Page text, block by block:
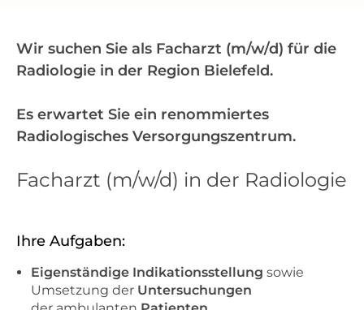
Wir suchen Sie als Facharzt (m/w/d) für die
Radiologie in der Region Bielefeld.
Es erwartet Sie ein renommiertes
Radiologisches Versorgungszentrum.
Facharzt (m/w/d) in der Radiologie
Ihre Aufgaben:
Eigenständige Indikationsstellung sowie
Umsetzung der Untersuchungen